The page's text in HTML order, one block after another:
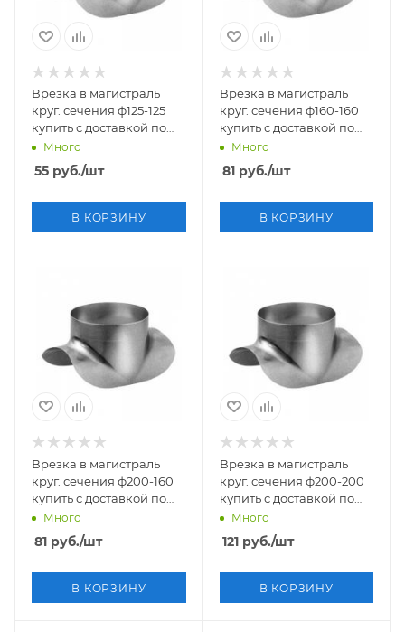
Врезка в магистраль
круг. сечения ф125-125
купить с доставкой по
России
Много
55 руб./шт
В КОРЗИНУ
Врезка в магистраль
круг. сечения ф160-160
купить с доставкой по
России
Много
81руб./шт
В КОРЗИНУ
Врезка в магистраль
круг. сечения ф200-160
купить с доставкой по
России
Много
81 руб./шт
В КОРЗИНУ
Врезка в магистраль
круг. сечения ф200-200
купить с доставкой по
России
Много
121руб./шт
В КОРЗИНУ